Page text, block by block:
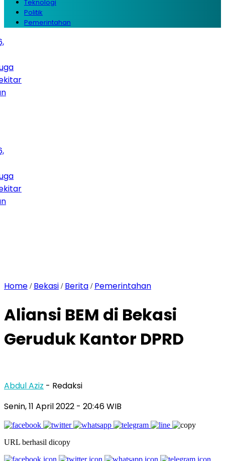
Teknologi
Politik
Pemerintahan
Home / Bekasi / Berita / Pemerintahan
Aliansi BEM di Bekasi
Geruduk Kantor DPRD
Abdul Aziz - Redaksi
Senin, 11 April 2022 - 20:46 WIB
URL berhasil dicopy